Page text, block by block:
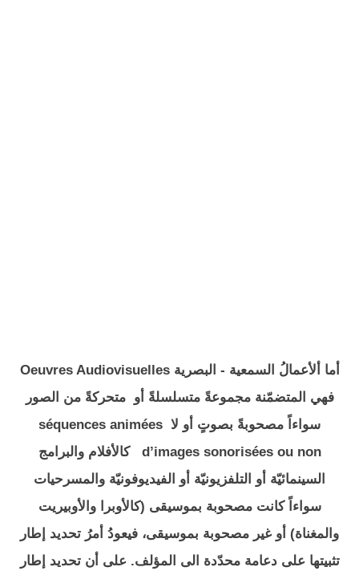
أما ألأعمالُ السمعية - البصرية Oeuvres Audiovisuelles
فهي المتضمّنة مجموعةً متسلسلةً أو متحركةً من الصور
سواءاً مصحوبةً بصوتٍ أو لا séquences animées
d’images sonorisées ou non كالأفلام والبرامج
السينمائيّة أو التلفزيونيّة أو الفيديوفونيّة والمسرحيات
سواءاً كانت مصحوبة بموسيقى (كالأوبرا والأوبيريت
والمغناة) أو غير مصحوبة بموسيقى، فيعودُ أمرُ تحديد إطار
تثبيتها على دعامة محدّدة الى المؤلف. على أن تحديد إطار